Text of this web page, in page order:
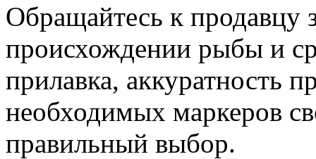
Обращайтесь к продавцу
происхождении рыбы и
прилавка, аккуратность
необходимых маркеров
правильный выбор.